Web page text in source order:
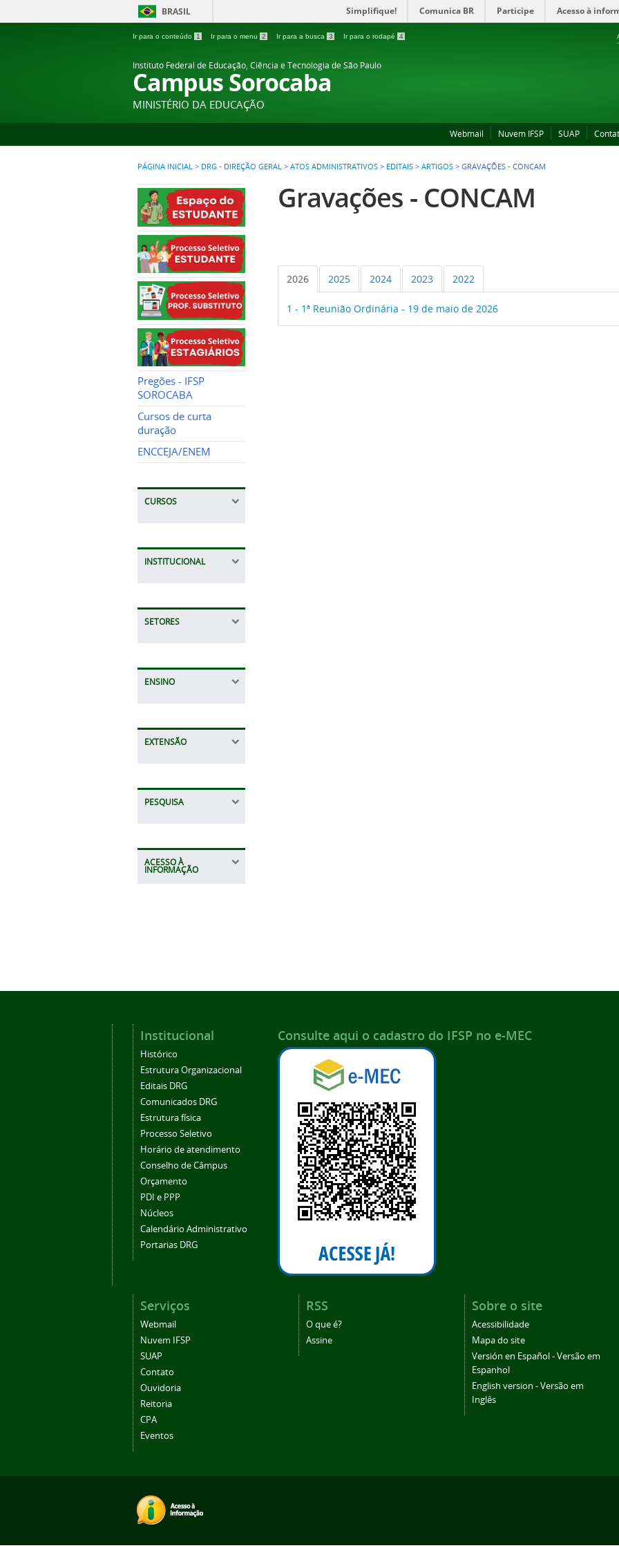
BRASIL Simplifique! Comunica BR Participe Acesso à
Ir para o conteúdo 1 Ir para o menu 2 Ir para a busca 3 Ir para o rodapé 4
Instituto Federal de Educação, Ciência e Tecnologia de São Paulo
Campus Sorocaba
MINISTÉRIO DA EDUCAÇÃO
Webmail Nuvem IFSP SUAP
PÁGINA INICIAL > DRG - DIREÇÃO GERAL > ATOS ADMINISTRATIVOS > EDITAIS > ARTIGOS > GRAVAÇÕES - CONCAM
Pregões - IFSP
SOROCABA
Cursos de curta
duração
ENCCEJA/ENEM
CURSOS
INSTITUCIONAL
SETORES
ENSINO
EXTENSÃO
PESQUISA
ACESSO À
INFORMAÇÃO
Gravações - CONCAM
2026 2025 2024 2023 2022
1 - 1ª Reunião Ordinária - 19 de maio de 2026
Institucional
Histórico
Estrutura Organizacional
Editais DRG
Comunicados DRG
Estrutura física
Processo Seletivo
Horário de atendimento
Conselho de Câmpus
Orçamento
PDI e PPP
Núcleos
Calendário Administrativo
Portarias DRG
Consulte aqui o cadastro do IFSP no e-MEC
Serviços
Webmail
Nuvem IFSP
SUAP
Contato
Ouvidoria
Reitoria
CPA
Eventos
RSS
O que é?
Assine
Sobre o site
Acessibilidade
Mapa do site
Versión en Español - Versão em
Espanhol
English version - Versão em
Inglês